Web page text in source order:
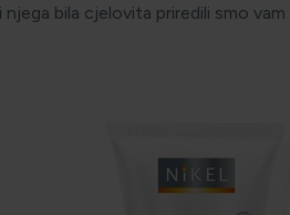
njega bila cjelovita priredili smo